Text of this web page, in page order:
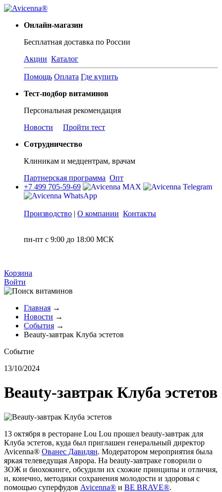
Онлайн-магазин
Бесплатная доставка по России
Акции Каталог
Помощь Оплата Где купить
Тест-подбор витаминов
Персональная рекомендация
Новости
Пройти тест
Сотрудничество
Клиникам и медцентрам, врачам
Партнерская программа Опт
+7 499 705-59-69
Производство | О компании Контакты
пн-пт с 9:00 до 18:00 МСК
Корзина
Войти
Главная →
Новости →
События →
Beauty-завтрак Клуба эстетов
Событие
13/10/2024
Beauty-завтрак Клуба эстетов
13 октября в ресторане Lou Lou прошел beauty-завтрак для
Клуба эстетов, куда был приглашен генеральный директор
Avicenna® Ованес Давидян. Модератором мероприятия была
яркая телеведущая Аврора. На beauty-завтраке говорили о
ЗОЖ и биохокинге, обсудили их схожие принципы и отличия,
и, конечно, методики сохранения молодости и здоровья с
помощью суперфудов Avicenna® и BE BRAVE®.